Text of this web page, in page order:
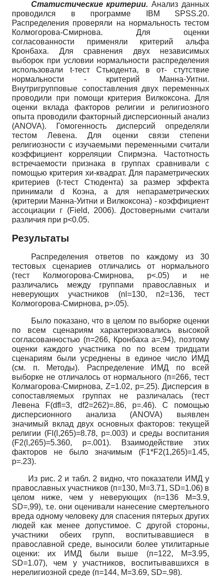
Статистические критерии. Анализ данных
проводился в программе
IBM SPSS.20.
Распределения проверяли на нормальность тестом
Колмогорова-Смирнова. Для оценки
согласованности применяли критерий альфа
Кронбаха. Для сравнения двух независимых
выборок при условии нормальности распределения
использовали t-тест Стьюдента, в от- стутствие
нормальности - критерий Манна-Уитни.
Внутригрупповые сопоставления двух переменных
проводили при помощи критерия Вилкоксона. Для
оценки вклада факторов религии и религиозного
опыта проводили факторный дисперсионный анализ
(ANOVA).
Гомогенность дисперсий определяли
тестом Левена. Для оценки связи степени
религиозности с изучаемыми переменными считали
коэффициент корреляции Спирмэна. Частотность
встречаемости признака в группах сравнивали с
помощью критерия хи-квадрат. Для параметрических
критериев (t-тест Стюдента) за размер эффекта
принималиd
Коэна, а для непараметрических
(критерии Манна-Уитни и Вилкоксона) - коэффициент
ассоциации г (Field, 2006). Достоверными считали
различия при р<0.05.
Результаты
Распределения ответов по каждому из 30
тестовых сценариев отличались от нормального
(тест Колмогорова-Смирнова, р<.05) и не
различались между группами православных и
неверующих участников (nl=130, п2=136, тест
Колмогорова-Смирнова, р>.05).
Было показано, что в целом по выборке оценки
по всем сценариям характеризовались высокой
согласованностью (п=266, Кронбаха а=.94), поэтому
оценки каждого участника по по всем тридцати
сценариям были усреднены в единое число ИМД
(см. п. Методы). Распределение ИМД по всей
выборке не отличалось от нормального (п=266, тест
Колмагорова-Смирнова, Z=1.02, р=.25). Дисперсия в
сопоставляемых группах не различалась (тест
Левена
F(dfl=3, df2=262)=.86, р=.46). С помощью
дисперсионного анализа (ANOVA) выявлен
значимый вклад двух основных факторов: текущей
религии (Fl(l,265)=8.78, p=.003) и среды воспитания
(F2(l,265)=5.360, p=.001).
Взаимодействие этих
факторов не было значимым (F1*F2(1,265)=1.45,
р=.23).
Из рис. 2 и табл. 2 видно, что показатели ИМД у
православных участников (п=130, М=3.71, SD=1.06) в
целом ниже, чем у неверующих (n=136
М=3.9,
SD=,99), т.е. они оценивали нанесение смертельного
вреда одному человеку для спасения пятерых других
людей как менее допустимое. С другой стороны,
участники обеих групп, воспитывавшиеся в
православной среде, выносили более утилитарные
оценки: их ИМД были выше (п=122, М=3.95,
SD=1.07), чем у участников, воспитывавшихся в
нерелигиозной среде (п=144, М=3.69, SD=.98).